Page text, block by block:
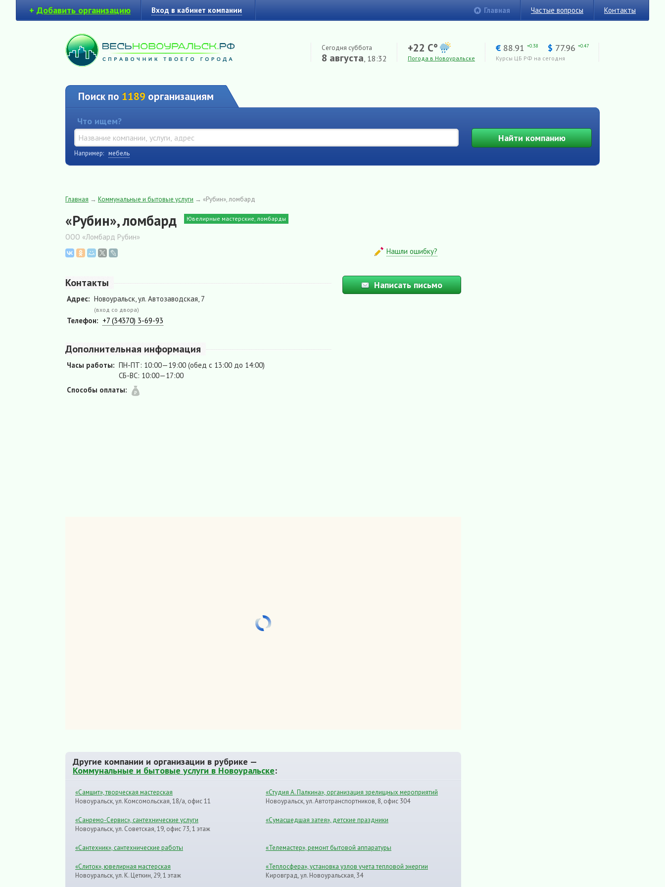
+ Добавить организацию Вход в кабинет компании Главная Частые вопросы Контакты
Сегодня суббота
8 августа, 18:32
+22 C°
Погода в Новоуральске
€ 88.91 +0.38 $ 77.96 +0.47
Курсы ЦБ РФ на сегодня
Поиск по 1189 организациям
Что ищем?
Найтикомпанию
Например: мебель
Главная → Коммунальные и бытовые услуги → «Рубин», ломбард
«Рубин», ломбард Ювелирные мастерские, ломбарды
ООО «Ломбард Рубин»
Нашли ошибку?
Контакты
Адрес: Новоуральск, ул. Автозаводская, 7
(вход со двора)
Телефон: +7 (34370) 3-69-93
Дополнительная информация
Часы работы: ПН-ПТ: 10:00—19:00 (обед с 13:00 до 14:00)
СБ-ВС: 10:00—17:00
Способы оплаты:
Написать письмо
Другие компании и организации в рубрике —
Коммунальные и бытовые услуги в Новоуральске:
«Самшит», творческая мастерская
Новоуральск, ул. Комсомольская, 18/а, офис 11
«Студия А. Палкина», организация зрелищных мероприятий
Новоуральск, ул. Автотранспортников, 8, офис 304
«Санремо-Сервис», сантехнические услуги
Новоуральск, ул. Советская, 19, офис 73, 1 этаж
«Сумасшедшая затея», детские праздники
«Сантехник», сантехнические работы «Телемастер», ремонт бытовой аппаратуры
«Слиток», ювелирная мастерская
Новоуральск, ул. К. Цеткин, 29, 1 этаж
«Теплосфера», установка узлов учета тепловой энергии
Кировград, ул. Новоуральская, 34